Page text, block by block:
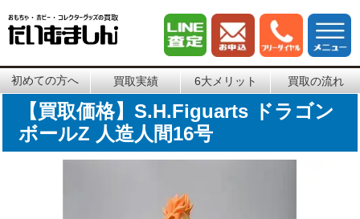
初めての方へ 買取実績 6大メリット 買取の流れ
【買取価格】S.H.Figuarts ドラゴン
ボールZ 人造人間16号